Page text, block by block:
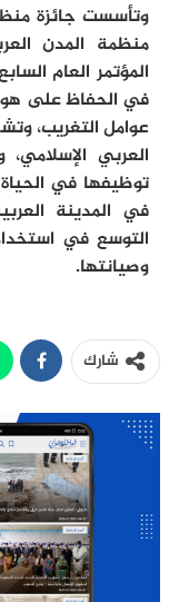
وتأسست جائزة
منظمة المدن
في الحفاظ على
عوامل التغريب،
العربي الإسلامي،
توظيفها في
في المدينة
التوسع في
وصيانتها.
شارك